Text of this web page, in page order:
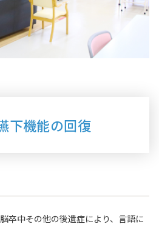
下機能の回復
卒中その他の後遺症により、言語に